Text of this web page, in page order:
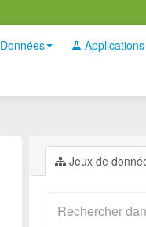
Données Applications
Jeux de